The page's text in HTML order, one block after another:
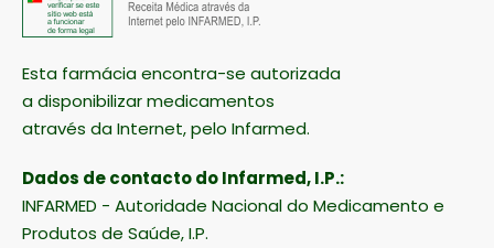
Esta farmácia encontra-se autorizada
a disponibilizar medicamentos
através da Internet, pelo Infarmed.
Dados de contacto do Infarmed, I.P.:
INFARMED - Autoridade Nacional do Medicamento e
Produtos de Saúde, I.P.